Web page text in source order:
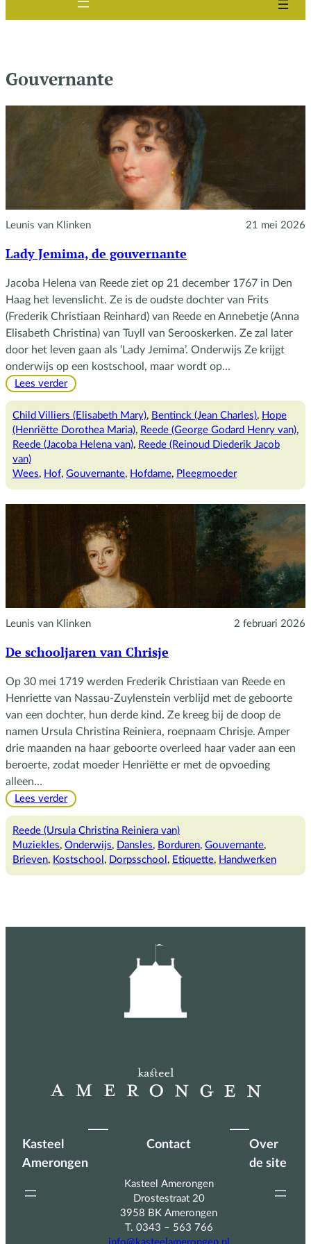
Gouvernante
Leunis van Klinken 21 mei 2026
Lady Jemima, de gouvernante
Jacoba Helena van Reede ziet op 21 december 1767 in Den
Haag het levenslicht. Ze is de oudste dochter van Frits
(Frederik Christiaan Reinhard) van Reede en Annebetje (Anna
Elisabeth Christina) van Tuyll van Serooskerken. Ze zal later
door het leven gaan als ‘Lady Jemima’. Onderwijs Ze krijgt
onderwijs op een kostschool, maar wordt op…
Lees verder:
Jemima,
de
gouvernante
Child Villiers (Elisabeth Mary), Bentinck (Jean Charles), Hope
(Henriëtte Dorothea Maria), Reede (George Godard Henry van)
Reede (Jacoba Helena van), Reede (Reinoud Diederik Jacob
van)
Wees, Hof, Gouvernante, Hofdame, Pleegmoeder
Leunis van Klinken 2 februari 2026
De schooljaren van Chrisje
Op 30 mei 1719 werden Frederik Christiaan van Reede en
Henriette van Nassau-Zuylenstein verblijd met de geboorte
van een dochter, hun derde kind. Ze kreeg bij de doop de
namen Ursula Christina Reiniera, roepnaam Chrisje. Amper
drie maanden na haar geboorte overleed haar vader aan een
beroerte, zodat moeder Henriëtte er met de opvoeding
alleen…
Lees verder:
schooljaren
van
Chrisje
Reede (Ursula Christina Reiniera van)
Muziekles, Onderwijs, Dansles, Borduren, Gouvernante
Brieven, Kostschool , Dorpsschool , Etiquette, Handwerken
Kasteel
Amerongen
Contact
Kasteel Amerongen
Drostestraat 20
3958 BK Amerongen
T. 0343 – 563 766
Over
de site